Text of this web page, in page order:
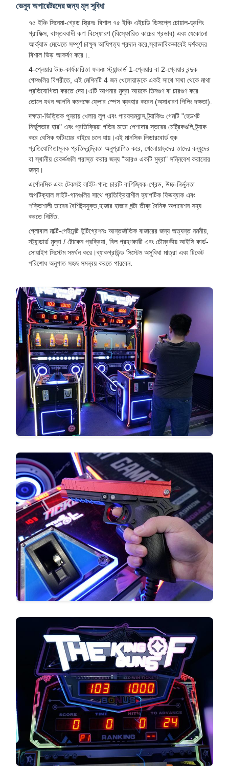
ভেন্যু অপারেটরদের জন্য মূল সুবিধা
৭৫ ইঞ্চি সিনেমা-গ্রেড স্ক্রিনঃ বিশাল ৭৫ ইঞ্চি এইচডি ডিসপ্লে চোয়াল-ড্রপিং
গ্রাফিক্স, বাস্তববাদী কণা বিস্ফোরণ (বিস্ফোরিত কাচের প্রভাব) এবং যেকোনো
আর্ক্যাড মেঝেতে সম্পূর্ণ চাক্ষুষ আধিপত্য প্রদান করে,স্বাভাবিকভাবেই দর্শকদের
বিশাল ভিড় আকর্ষণ করে।.
4-প্লেয়ার উচ্চ-কার্যকারিতা ফলনঃ স্ট্যান্ডার্ড 1-প্লেয়ার বা 2-প্লেয়ার বন্দুক
গেমগুলির বিপরীতে, এই মেশিনটি 4 জন খেলোয়াড়কে একই সাথে মাথা থেকে মাথা
প্রতিযোগিতা করতে দেয়।এটি আপনার মুদ্রা আয়কে তিনগুণ বা চারগুণ করে
তোলে যখন আপনি কমপক্ষে ফ্লোর স্পেস ব্যবহার করেন (অসাধারণ পিলিং দক্ষতা).
দক্ষতা-ভিত্তিক পুনরায় খেলার লুপ এবং পারফরম্যান্স ট্র্যাকিংঃ গেমটি "হেডশট
নির্ভুলতার হার" এবং প্রতিক্রিয়া গতির মতো পেশাদার স্তরের মেট্রিকগুলি ট্র্যাক
করে বেসিক শুটিংয়ের বাইরে চলে যায়।এই মানসিক লিডারবোর্ড হুক
প্রতিযোগিতামূলক প্রতিদ্বন্দ্বিতা অনুপ্রাণিত করে, খেলোয়াড়দের তাদের বন্ধুদের
বা স্থানীয় রেকর্ডগুলি পরাস্ত করার জন্য "আরও একটি মুদ্রা" সন্নিবেশ করানোর
জন্য।
এর্গোনমিক এবং টেকসই লাইট-গান: চারটি বাণিজ্যিক-গ্রেড, উচ্চ-নির্ভুলতা
অপটিক্যাল লাইট-গানগুলির সাথে প্রতিক্রিয়াশীল হ্যাপটিক ফিডব্যাক এবং
শক্তিশালী তারের বৈশিষ্ট্যযুক্ত,হাজার হাজার ঘন্টা তীব্র দৈনিক অপারেশন সহ্য
করতে নির্মিত.
গ্লোবাল মাল্টি-পেইমেন্ট ইন্টিগ্রেশনঃ আন্তর্জাতিক বাজারের জন্য অত্যন্ত নমনীয়,
স্ট্যান্ডার্ড মুদ্রা / টোকেন প্রক্রিয়া, বিল গ্রহণকারী এবং চৌম্বকীয় আইসি কার্ড-
সোয়াইপ সিস্টেম সমর্থন করে।ব্যাকগ্রাউন্ড সিস্টেম অসুবিধা মাত্রা এবং টিকেট
পরিশোধ অনুপাত সহজ সমন্বয় করতে পারবেন.